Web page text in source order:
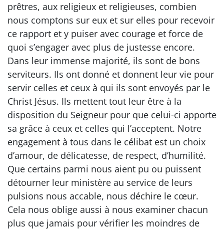
prêtres, aux religieux et religieuses, combien
nous comptons sur eux et sur elles pour recevoir
ce rapport et y puiser avec courage et force de
quoi s’engager avec plus de justesse encore.
Dans leur immense majorité, ils sont de bons
serviteurs. Ils ont donné et donnent leur vie pour
servir celles et ceux à qui ils sont envoyés par le
Christ Jésus. Ils mettent tout leur être à la
disposition du Seigneur pour que celui-ci apporte
sa grâce à ceux et celles qui l’acceptent. Notre
engagement à tous dans le célibat est un choix
d’amour, de délicatesse, de respect, d’humilité.
Que certains parmi nous aient pu ou puissent
détourner leur ministère au service de leurs
pulsions nous accable, nous déchire le cœur.
Cela nous oblige aussi à nous examiner chacun
plus que jamais pour vérifier les moindres de